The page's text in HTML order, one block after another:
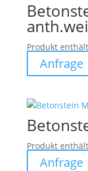
Produkt
Anfrage
Produkt
Anfrage